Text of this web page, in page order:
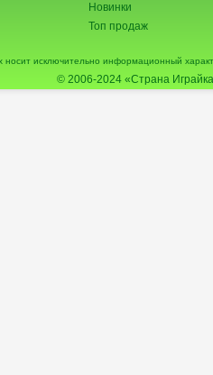
Новинки
Топ продаж
исключительно информационный
© 2006-2024 «Страна